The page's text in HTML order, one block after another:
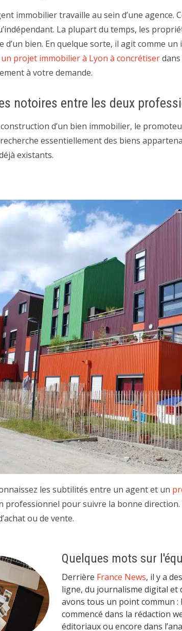
immobilier travaille au sein d’une
La plupart du temps, les
d’un bien. En quelque sorte, il agit comme un
un projet immobilier à Lyon à concrétiser
à votre demande.
notoires entre les deux
d’un bien immobilier, le
essentiellement des biens
existants.
les subtilités entre un agent et un
professionnel pour suivre la bonne direction.
ou de vente.
Quelques mots sur
Derrière France News, il y a
ligne, du journalisme digital et
avons tous un point commun :
commencé dans la rédaction
éditoriaux ou encore dans